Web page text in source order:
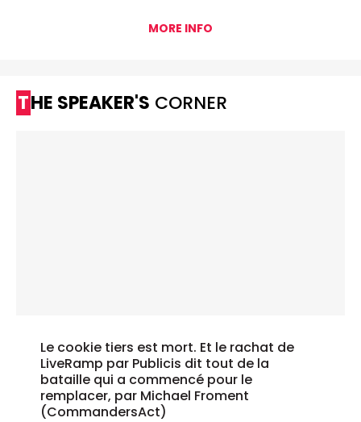
MORE INFO
THE SPEAKER'S CORNER
Le cookie tiers est mort. Et le rachat de
LiveRamp par Publicis dit tout de la
bataille qui a commencé pour le
remplacer, par Michael Froment
(CommandersAct)